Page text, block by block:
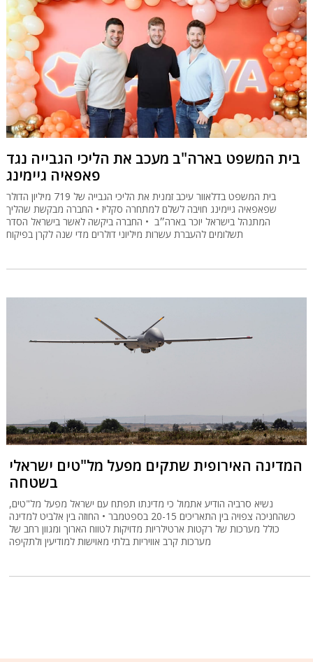
בית המשפט בארה"ב מעכב את הליכי הגבייה נגד
פאפאיה גיימינג
בית המשפט בדלאוור עיכב זמנית את הליכי הגבייה של 719 מיליון הדולר
שפאפאיה גיימינג חויבה לשלם למתחרה סקליז • החברה מבקשת שהליך
המתנהל בישראל יוכר בארה״ב • החברה ביקשה לאשר בישראל הסדר
תשלומים להעברת עשרות מיליוני דולרים מדי שנה לקרן בפיקוח
המדינה האירופית שתקים מפעל מל"טים ישראלי
בשטחה
נשיא סרביה הודיע אתמול כי מדינתו תפתח עם ישראל מפעל מל"טים,
כשהחניכה צפויה בין התאריכים 20-15 בספטמבר • החוזה בין אלביט למדינה
כולל מערכות של רקטות ארטילריות מדויקות לטווח הארוך ומגוון רחב של
מערכות קרב אוויריות בלתי מאוישות למודיעין ולתקיפה